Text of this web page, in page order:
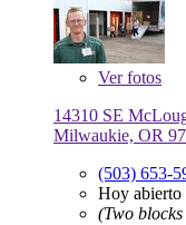
Verfotos
14310 SE
Milwaukie, OR
(503) 653-
Hoy abierto
(Two